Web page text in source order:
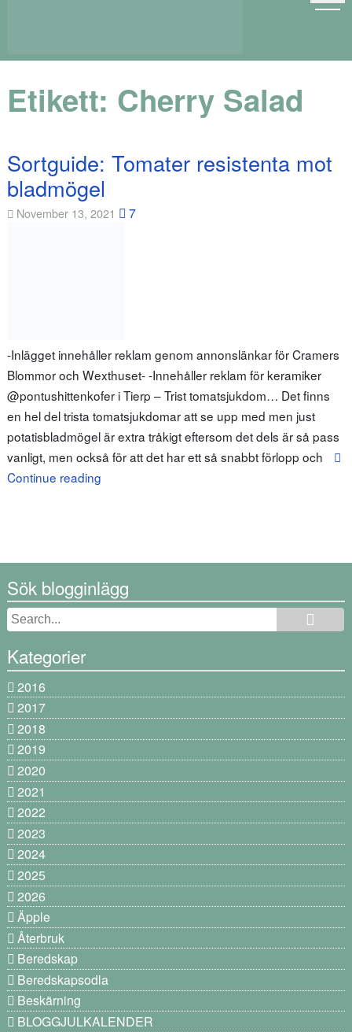
Etikett: Cherry Salad
Sortguide: Tomater resistenta mot
bladmögel
November 13, 2021 7
-Inlägget innehåller reklam genom annonslänkar för Cramers
Blommor och Wexthuset- -Innehåller reklam för keramiker
@pontushittenkofer i Tierp – Trist tomatsjukdom… Det finns
en hel del trista tomatsjukdomar att se upp med men just
potatisbladmögel är extra tråkigt eftersom det dels är så pass
vanligt, men också för att det har ett så snabbt förlopp och
Continue reading
Sök blogginlägg
Kategorier
2016
2017
2018
2019
2020
2021
2022
2023
2024
2025
2026
Äpple
Återbruk
Beredskap
Beredskapsodla
Beskärning
BLOGGJULKALENDER